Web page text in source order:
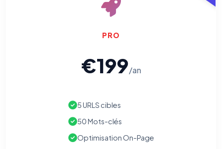
PRO
€199/an
5 URLS cibles
50 Mots-clés
Optimisation On-Page